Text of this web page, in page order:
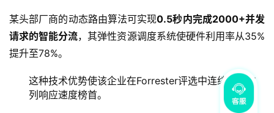
某头部厂商的动态路由算法可实现0.5秒内完成2000+并发
请求的智能分流，其弹性资源调度系统使硬件利用率从35%
提升至78%。
这种技术优势使该企业在Forrester评选中连续三年位
列响应速度榜首。